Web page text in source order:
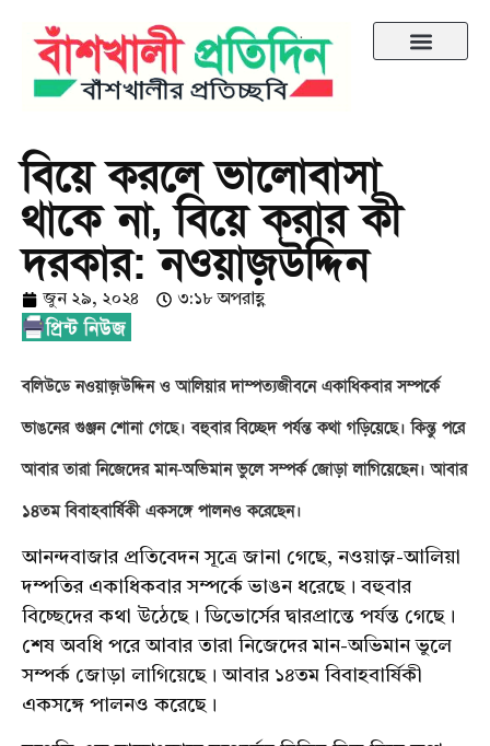
বিয়ে করলে ভালোবাসা
থাকে না, বিয়ে করার কী
দরকার: নওয়াজ়উদ্দিন
জুন ২৯, ২০২৪ ৩:১৮ অপরাহ্ণ
বলিউডে নওয়াজ়উদ্দিন ও আলিয়ার দাম্পত্যজীবনে একাধিকবার সম্পর্কে
ভাঙনের গুঞ্জন শোনা গেছে। বহুবার বিচ্ছেদ পর্যন্ত কথা গড়িয়েছে। কিন্তু পরে
আবার তারা নিজেদের মান-অভিমান ভুলে সম্পর্ক জোড়া লাগিয়েছেন। আবার
১৪তম বিবাহবার্ষিকী একসঙ্গে পালনও করেছেন।
আনন্দবাজার প্রতিবেদন সূত্রে জানা গেছে, নওয়াজ়-আলিয়া
দম্পতির একাধিকবার সম্পর্কে ভাঙন ধরেছে। বহুবার
বিচ্ছেদের কথা উঠেছে। ডিভোর্সের দ্বারপ্রান্তে পর্যন্ত গেছে।
শেষ অবধি পরে আবার তারা নিজেদের মান-অভিমান ভুলে
সম্পর্ক জোড়া লাগিয়েছে। আবার ১৪তম বিবাহবার্ষিকী
একসঙ্গে পালনও করেছে।